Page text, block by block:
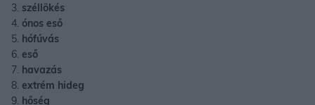
széllökés
ónos eső
hófúvás
eső
havazás
extrém hideg
hőség